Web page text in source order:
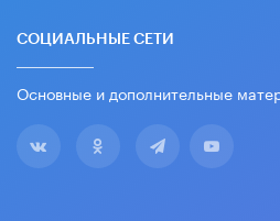
СОЦИАЛЬНЫЕ СЕТИ
Основные и дополнительные